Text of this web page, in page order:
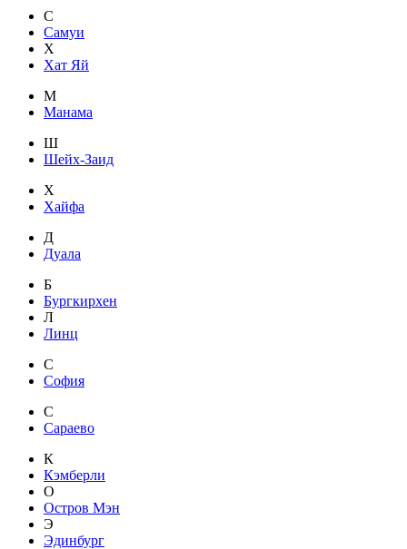
С
Самуи
Х
Хат Яй
М
Манама
Ш
Шейх-Заид
Х
Хайфа
Д
Дуала
Б
Бургкирхен
Л
Линц
С
София
С
Сараево
К
Кэмберли
О
Остров Мэн
Э
Эдинбург